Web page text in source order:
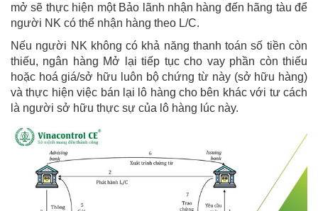
mở sẽ thực hiện một Bảo lãnh nhận hàng đến hãng tàu để
người NK có thể nhận hàng theo L/C.
Nếu người NK không có khả năng thanh toán số tiền còn
thiếu, ngân hàng Mở lại tiếp tục cho vay phần còn thiếu
hoặc hoá giá/sở hữu luôn bộ chứng từ này (sở hữu hàng)
và thực hiện việc bán lại lô hàng cho bên khác với tư cách
là người sở hữu thực sự của lô hàng lúc này.